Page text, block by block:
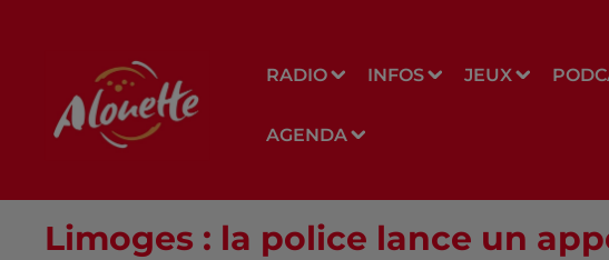
RADIO INFOS JEUX
AGENDA
Limoges : la police lance un